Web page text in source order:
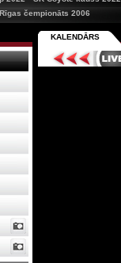
Rīgas čempionāts 2006
KALENDĀRS